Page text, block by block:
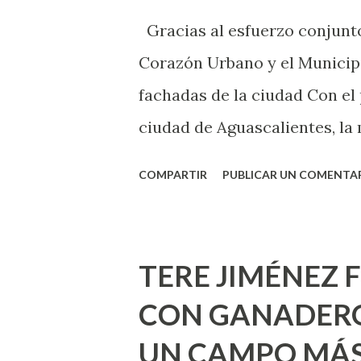
como cualquier persona
cuando ambas partes son
Gracias al esfuerzo
Corazón Urbano y el
fachadas de la ciudad Con
ciudad de Aguascalientes, la
Estado, la Fundación
Montañez informó que en
metros cuadrados de
Jesús F. Elizondo y la calle
COMPARTIR PUBLICAR UN
TERE JIMÉNEZ
CON
UN CAMPO